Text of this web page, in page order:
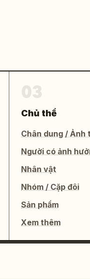
Chủ thể
Chân dung / Ảnh
Người có ảnh
Nhân vật
Nhóm / Cặp đôi
Sản phẩm
Xem thêm